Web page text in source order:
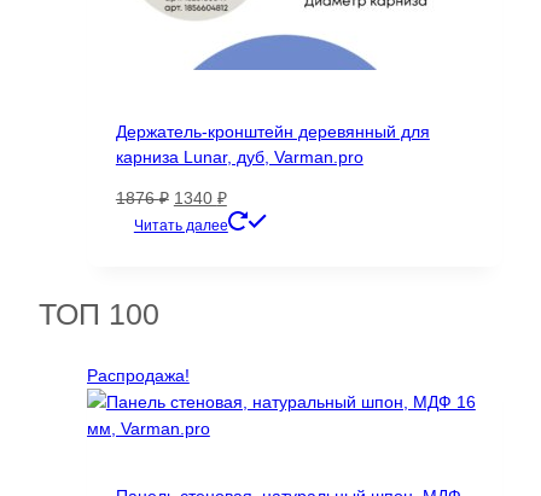
Держатель-кронштейн деревянный для
карниза Lunar, дуб, Varman.pro
1876₽ Первоначальная
цена
1340 ₽Текущая
цена:
Читать далее
ТОП 100
Распродажа!